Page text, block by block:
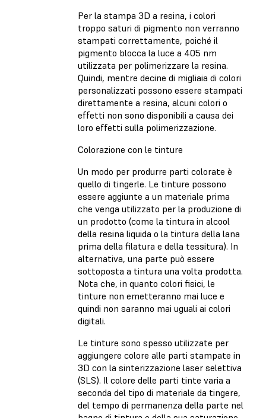
Per la stampa 3D a resina, i colori
troppo saturi di pigmento non verranno
stampati correttamente, poiché il
pigmento blocca la luce a 405 nm
utilizzata per polimerizzare la resina.
Quindi, mentre decine di migliaia di colori
personalizzati possono essere stampati
direttamente a resina, alcuni colori o
effetti non sono disponibili a causa dei
loro effetti sulla polimerizzazione.
Colorazione con le tinture
Un modo per produrre parti colorate è
quello di tingerle. Le tinture possono
essere aggiunte a un materiale prima
che venga utilizzato per la produzione di
un prodotto (come la tintura in alcool
della resina liquida o la tintura della lana
prima della filatura e della tessitura). In
alternativa, una parte può essere
sottoposta a tintura una volta prodotta.
Nota che, in quanto colori fisici, le
tinture non emetteranno mai luce e
quindi non saranno mai uguali ai colori
digitali.
Le tinture sono spesso utilizzate per
aggiungere colore alle parti stampate in
3D con la sinterizzazione laser selettiva
(SLS). Il colore delle parti tinte varia a
seconda del tipo di materiale da tingere,
del tempo di permanenza della parte nel